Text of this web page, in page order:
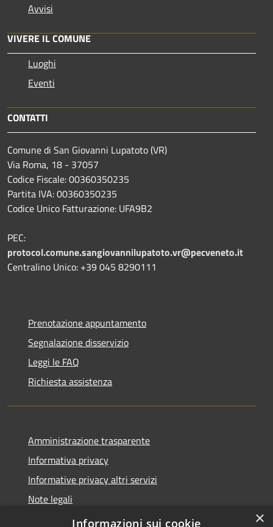
Avvisi
VIVERE IL COMUNE
Luoghi
Eventi
CONTATTI
Comune di San Giovanni Lupatoto (VR)
Via Roma, 18 - 37057
Codice Fiscale: 00360350235
Partita IVA: 00360350235
Codice Unico Fatturazione: UFA9B2
PEC:
protocol.comune.sangiovannilupatoto.vr@pecveneto.it
Centralino Unico: +39 045 8290111
Prenotazione appuntamento
Segnalazione disservizio
Leggi le FAQ
Richiesta assistenza
Amministrazione trasparente
Informativa privacy
Informative privacy altri servizi
Note legali
Dichiarazione di accessibilità
×
Informazioni sui cookie